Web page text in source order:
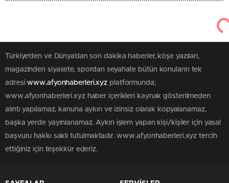
Türkiye'den ve Dünya’dan son dakika haberler, köşe yazıları,
magazinden siyasete, spordan seyahate bütün konuların tek
adresiwww.afyonhaberleri.xyz platformunda;
www.afyonhaberleri.xyz haber içerikleri kaynak gösterilmeden
alıntı yapılamaz, kanuna aykırı ve izinsiz olarak kopyalanamaz,
başka yerde yayınlanamaz. Aykırı işlem yapan kişi/kişiler için yasal
başvuru hakkı saklı tutulmaktadır. www.afyonhaberleri.xyz tercih
ettiğiniz için teşekkür ederiz.